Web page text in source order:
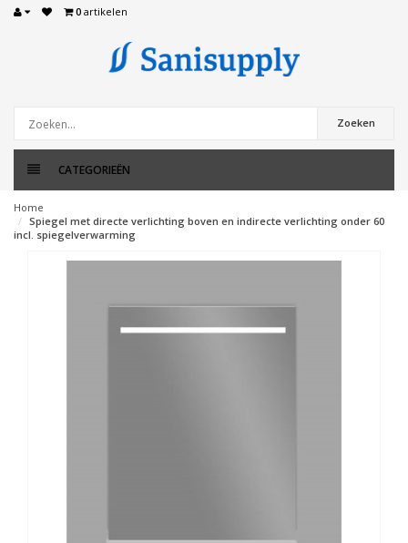
0 artikelen
Zoeken
CATEGORIEËN
Home
Spiegel met directe verlichting boven en indirecte verlichting onder 60
incl. spiegelverwarming